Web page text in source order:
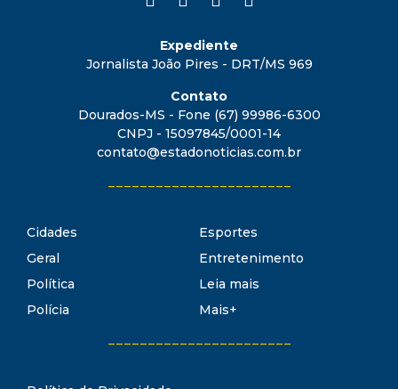
Expediente
Jornalista João Pires - DRT/MS 969
Contato
Dourados-MS - Fone (67) 99986-6300
CNPJ - 15097845/0001-14
contato@estadonoticias.com.br
Cidades
Geral
Política
Polícia
Esportes
Entretenimento
Leia mais
Mais+